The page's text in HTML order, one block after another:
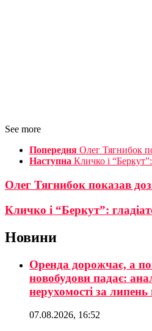
See more
Попередня Олег Тягнибок
Наступна Кличко і
Олег Тягнибок показав
Кличко і “Беркут”:
Новини
Оренда дорожчає, а
новобудови падає:
нерухомості за липень
07.08.2026, 16:52